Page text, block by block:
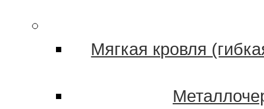
Мягкая кровля